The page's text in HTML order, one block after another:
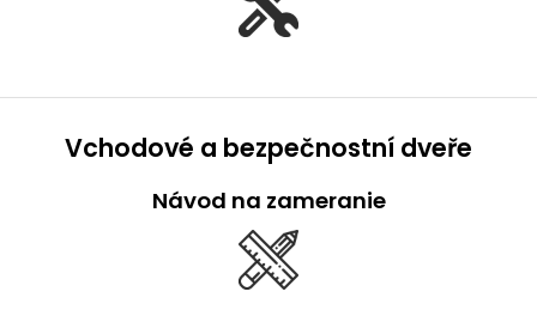
Vchodové a bezpečnostní dveře
Návod na zameranie